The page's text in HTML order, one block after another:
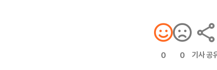
0 0 기사 공